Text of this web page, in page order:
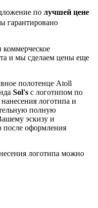
по лучшей цене
гарантировано
коммерческое
и мы сделаем цены еще
полотенце Atoll
Sol's с логотипом по
логотипа и
полную
эскизу и
после оформления
логотипа можно